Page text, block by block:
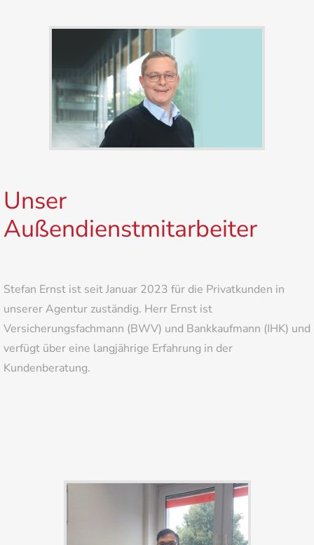
Unser
Außendienstmitarbeiter
Stefan Ernst ist seit Januar 2023 für die Privatkunden in
unserer Agentur zuständig. Herr Ernst ist
Versicherungsfachmann (BWV) und Bankkaufmann (IHK) und
verfügt über eine langjährige Erfahrung in der
Kundenberatung.